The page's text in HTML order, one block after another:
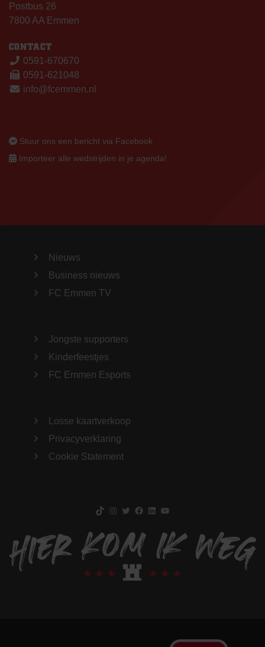
Postbus 26
7800 AA Emmen
CONTACT
0591-670670
0591-621048
info@fcemmen.nl
Stuur ons een bericht via Facebook
Importeer alle wedstrijden in je agenda!
Nieuws
Business nieuws
FC Emmen TV
Jongste supporters
Kinderfeestjes
FC Emmen Esports
Losse kaartverkoop
Privacyverklaring
Cookie Statement